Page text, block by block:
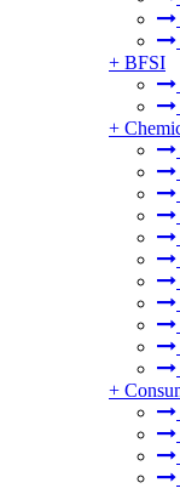
+ BFSI
+
+